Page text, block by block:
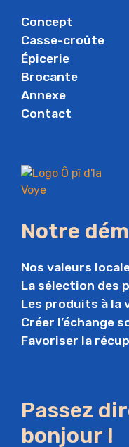
Concept
Casse-croûte
Épicerie
Brocante
Annexe
Contact
Notre
Nos valeurs
La sélection des
Les produits à la
Créer l’échange
Favoriser la
Passez
bonjour !